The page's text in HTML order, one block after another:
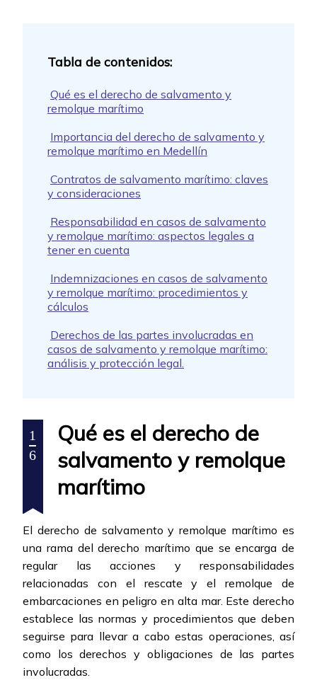
Qué es el derecho de salvamento y
remolque marítimo
Importancia del derecho de salvamento y
remolque marítimo en Medellín
Contratos de salvamento marítimo: claves
y consideraciones
Responsabilidad en casos de salvamento
y remolque marítimo: aspectos legales a
tener en cuenta
Indemnizaciones en casos de salvamento
y remolque marítimo: procedimientos y
cálculos
Derechos de las partes involucradas en
casos de salvamento y remolque marítimo:
análisis y protección legal.
1
6
Qué es el derecho de
salvamento y remolque
marítimo
El derecho de salvamento y remolque marítimo es
una rama del derecho marítimo que se encarga de
regular las acciones y responsabilidades
relacionadas con el rescate y el remolque de
embarcaciones en peligro en alta mar. Este derecho
establece las normas y procedimientos que deben
seguirse para llevar a cabo estas operaciones, así
como los derechos y obligaciones de las partes
involucradas.